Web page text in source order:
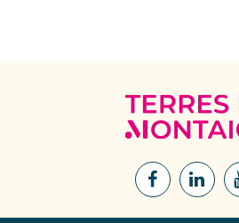
Lien
Lien